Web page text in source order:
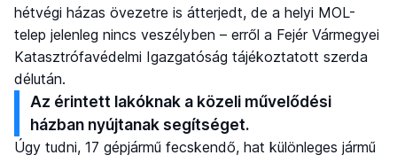
hétvégi házas övezetre is átterjedt, de a helyi MOL-
telep jelenleg nincs veszélyben – erről a Fejér Vármegyei
Katasztrófavédelmi Igazgatóság tájékoztatott szerda
délután.
Az érintett lakóknak a közeli művelődési
házban nyújtanak segítséget.
Úgy tudni, 17 gépjármű fecskendő, hat különleges jármű